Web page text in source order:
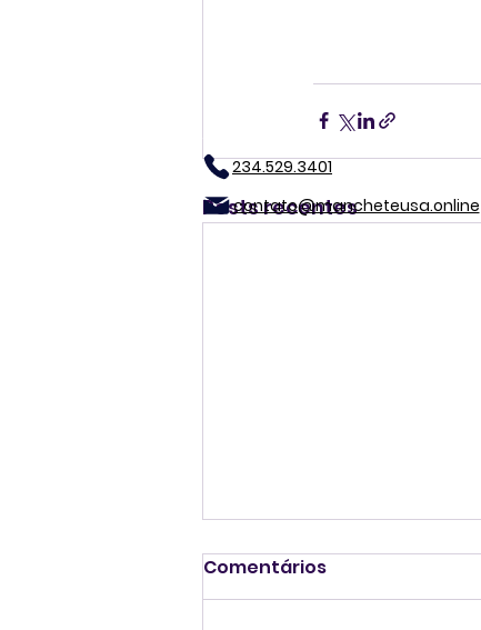
Posts recentes
Comentários
234.529.3401
contato@mancheteusa.online